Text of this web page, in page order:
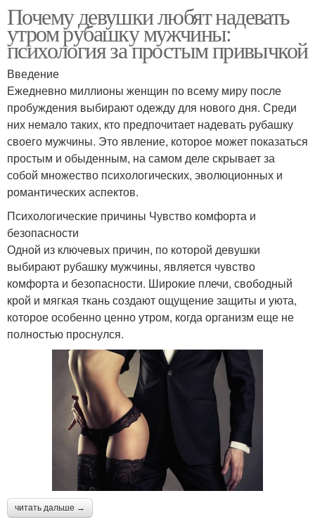
Почему девушки любят надевать
утром рубашку мужчины:
психология за простым привычкой
Введение
Ежедневно миллионы женщин по всему миру после
пробуждения выбирают одежду для нового дня. Среди
них немало таких, кто предпочитает надевать рубашку
своего мужчины. Это явление, которое может показаться
простым и обыденным, на самом деле скрывает за
собой множество психологических, эволюционных и
романтических аспектов.
Психологические причины Чувство комфорта и
безопасности
Одной из ключевых причин, по которой девушки
выбирают рубашку мужчины, является чувство
комфорта и безопасности. Широкие плечи, свободный
крой и мягкая ткань создают ощущение защиты и уюта,
которое особенно ценно утром, когда организм еще не
полностью проснулся.
читать дальше →